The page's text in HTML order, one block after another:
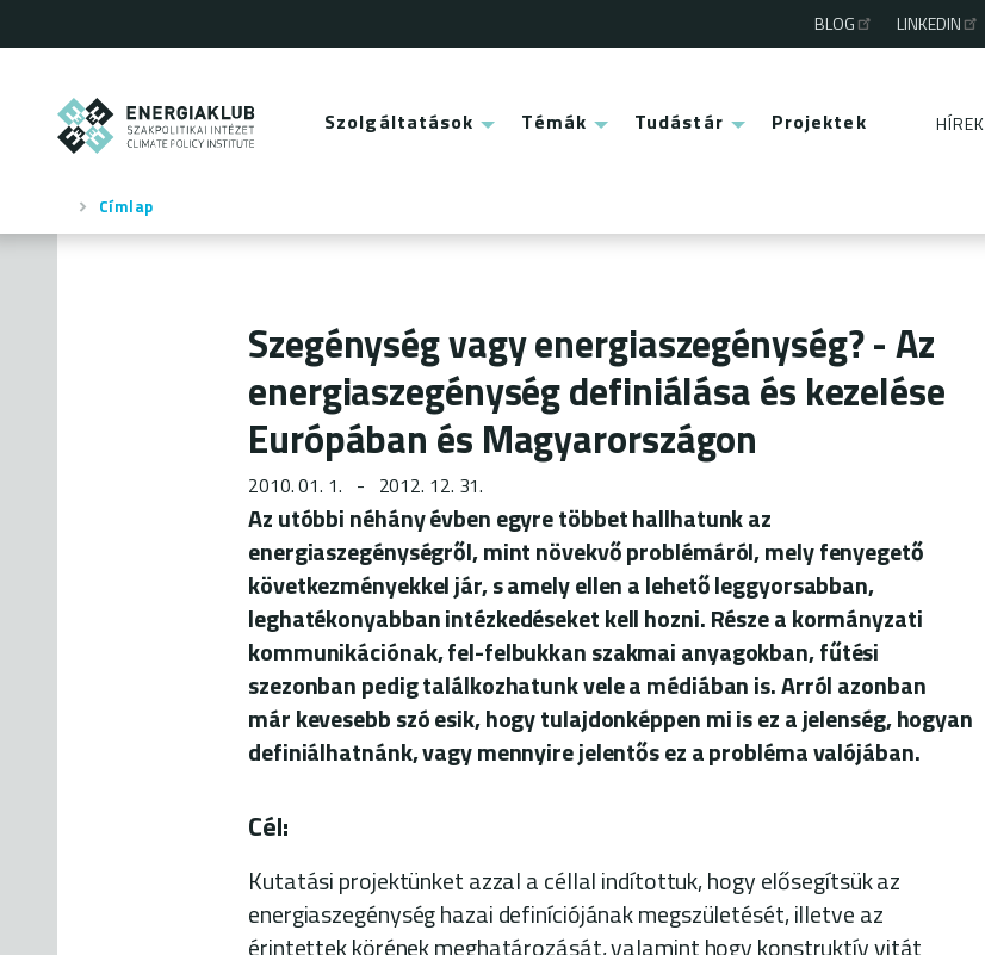
a
ENERGIAKLUB
Main
menu
Szolgáltatások Témák Tudástár Projektek HÍREK
Third
BLOG LINKEDIN
Morzsa
Címlap
Szegénység vagy energiaszegénység? - Az
energiaszegénység definiálása és kezelése
Európában és Magyarországon
2010. 01. 1. 2012. 12. 31.
Az utóbbi néhány évben egyre többet hallhatunk az
energiaszegénységről, mint növekvő problémáról, mely fenyegető
következményekkel jár, s amely ellen a lehető leggyorsabban,
leghatékonyabban intézkedéseket kell hozni. Része a kormányzati
kommunikációnak, fel-felbukkan szakmai anyagokban, fűtési
szezonban pedig találkozhatunk vele a médiában is. Arról azonban
már kevesebb szó esik, hogy tulajdonképpen mi is ez a jelenség, hogyan
definiálhatnánk, vagy mennyire jelentős ez a probléma valójában.
Cél:
Kutatási projektünket azzal a céllal indítottuk, hogy elősegítsük az
energiaszegénység hazai definíciójának megszületését, illetve az